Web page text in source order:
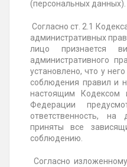
(персональных данных).
Согласно ст. 2.1
административных
лицо признается
административного
установлено, что у
соблюдения правил и
настоящим Кодексом
Федерации
ответственность,
приняты все
соблюдению.
Согласно